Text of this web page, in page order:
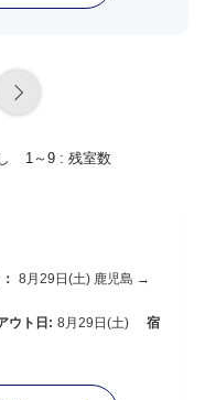
1～9 : 残室数
8月29日(土) 鹿児島 →
ウト日: 8月29日(土)
宿